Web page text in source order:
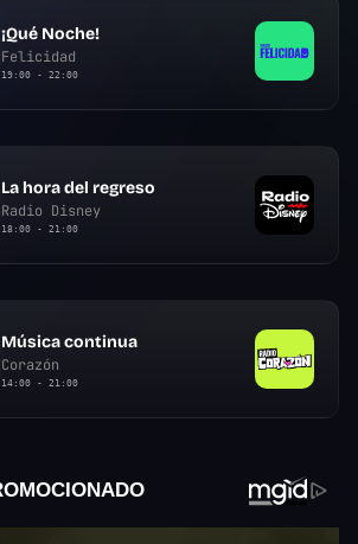
¡Qué Noche!
Felicidad
19:00 - 22:00
La hora del regreso
Radio Disney
18:00 - 21:00
Música continua
Corazón
14:00 - 21:00